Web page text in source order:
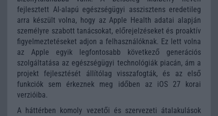
fejlesztett AI-alapú egészségügyi asszisztens eredetileg
arra készült volna, hogy az Apple Health adatai alapján
személyre szabott tanácsokat, előrejelzéseket és proaktív
figyelmeztetéseket adjon a felhasználóknak. Ez lett volna
az Apple egyik legfontosabb következő generációs
szolgáltatása az egészségügyi technológiák piacán, ám a
projekt fejlesztését állítólag visszafogták, és az első
funkciók sem érkeznek meg időben az iOS 27 korai
verzióiba.
A háttérben komoly vezetői és szervezeti átalakulások